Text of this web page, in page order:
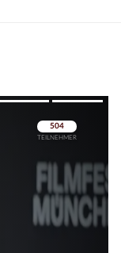
Überspringen